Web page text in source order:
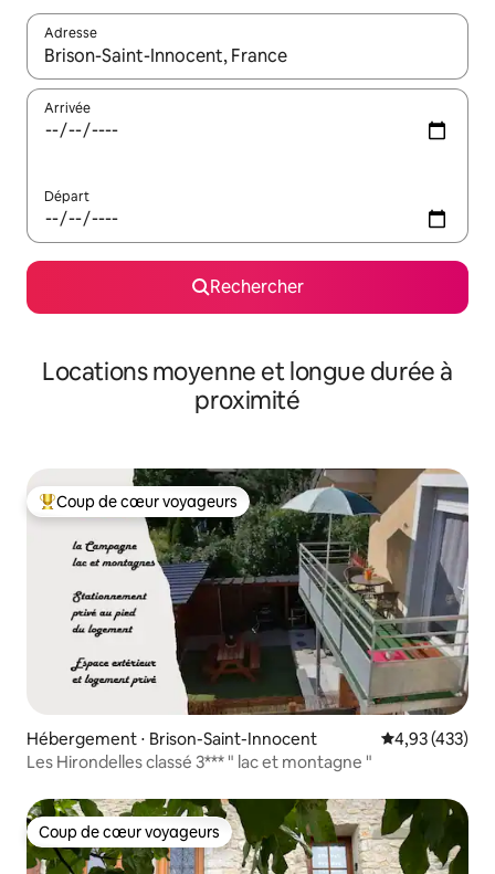
Adresse
Lorsque les résultats s'affichent, utilisez les flèches vers le
Arrivée
Départ
Rechercher
Locations moyenne et longue durée à
proximité
Coups de cœur voyageurs les plus appréciés
Coup de cœur voyageurs
Hébergement ⋅ Brison-Saint-Innocent Évaluation
4,93 (433)
Les Hirondelles classé 3*** " lac et montagne "
Coup de cœur voyageurs
Coup de cœur voyageurs